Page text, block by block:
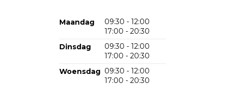
Maandag
09:30 - 12:00
17:00 - 20:30
Dinsdag
09:30 - 12:00
17:00 - 20:30
Woensdag 09:30 - 12:00
17:00 - 20:30